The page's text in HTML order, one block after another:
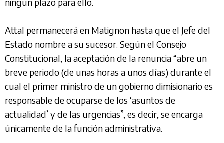
ningún plazo para ello.
Attal permanecerá en Matignon hasta que el Jefe del
Estado nombre a su sucesor. Según el Consejo
Constitucional, la aceptación de la renuncia “abre un
breve periodo (de unas horas a unos días) durante el
cual el primer ministro de un gobierno dimisionario es
responsable de ocuparse de los ‘asuntos de
actualidad’ y de las urgencias”, es decir, se encarga
únicamente de la función administrativa.